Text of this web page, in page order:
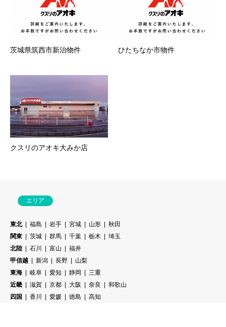
茨城県筑西市新治物件 ひたちなか市物件
クスリのアオキ大みか店
エリア
東北 福島 岩手 宮城 山形
秋田
関東
茨城 群馬 千葉 栃木
埼玉
北陸
石川 富山
福井
甲信越
新潟 長野
山梨
東海
岐阜 愛知 静岡
三重
近畿
滋賀 京都 大阪 奈良
和歌山
四国
香川 愛媛 徳島 高知